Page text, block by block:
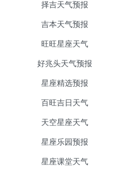
择吉天气预报
吉本天气预报
旺旺星座天气
好兆头天气预报
星座精选预报
百旺吉日天气
天空星座天气
星座乐园预报
星座课堂天气